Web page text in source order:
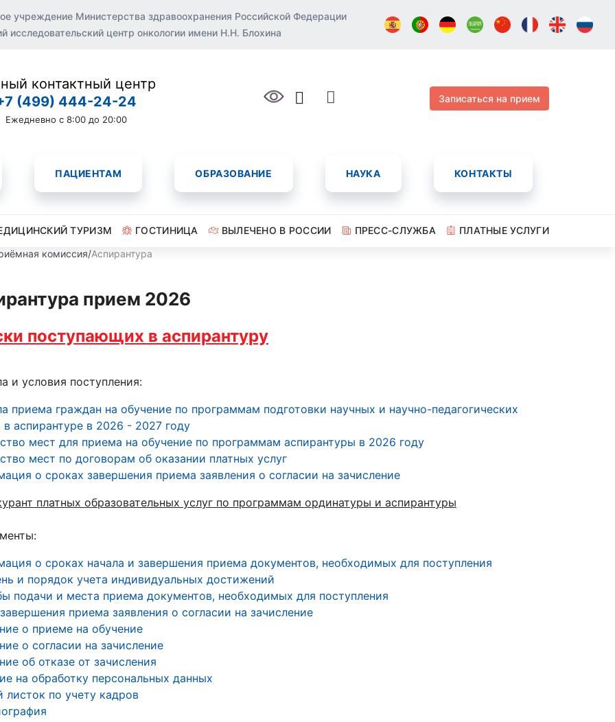
учреждение Министерства здравоохранения Российской Федерации
исследовательский центр онкологии имени Н.Н. Блохина
контактный центр
(499) 444-24-24
Ежедневно с 8:00 до 20:00
Записаться на прием
ПАЦИЕНТАМ ОБРАЗОВАНИЕ НАУКА КОНТАКТЫ
ТУРИЗМ ГОСТИНИЦА ВЫЛЕЧЕНО В РОССИИ ПРЕСС-СЛУЖБА
ПЛАТНЫЕ УСЛУГИ
комиссия/Аспирантура
прием 2026
поступающих в аспирантуру
и условия поступления:
приема граждан на обучение по программам подготовки научных и научно-педагогических
в аспирантуре в 2026 - 2027 году
мест для приема на обучение по программам аспирантуры в 2026 году
мест по договорам об оказании платных услуг
о сроках завершения приема заявления о согласии на зачисление
платных образовательных услуг по программам ординатуры и аспирантуры
о сроках начала и завершения приема документов, необходимых для поступления
и порядок учета индивидуальных достижений
подачи и места приема документов, необходимых для поступления
приема заявления о согласии на зачисление
о приеме на обучение
о согласии на зачисление
об отказе от зачисления
на обработку персональных данных
листок по учету кадров